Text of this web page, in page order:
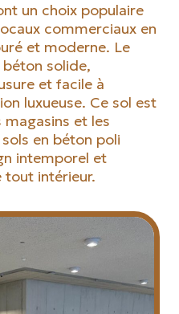
un choix populaire
commerciaux en
et moderne. Le
béton solide,
et facile à
luxueuse. Ce sol est
magasins et les
en béton poli
intemporel et
tout intérieur.